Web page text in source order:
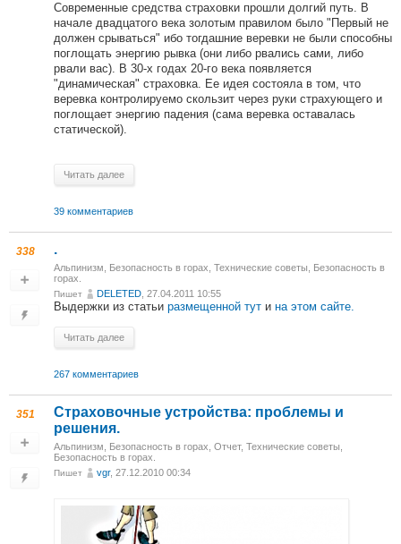
Современные средства страховки прошли долгий путь. В
начале двадцатого века золотым правилом было "Первый не
должен срываться" ибо тогдашние веревки не были способны
поглощать энергию рывка (они либо рвались сами, либо
рвали вас). В 30-х годах 20-го века появляется
"динамическая" страховка. Ее идея состояла в том, что
веревка контролируемо скользит через руки страхующего и
поглощает энергию падения (сама веревка оставалась
статической).
Читать далее
39 комментариев
338 .
Альпинизм Безопасность в горах Технические советы
Безопасность в
горах.
Пишет DELETED , 27.04.2011 10:55
Выдержки из статьи размещенной тут и на этом сайте.
Читать далее
267 комментариев
351
Страховочные устройства: проблемы и
решения.
Альпинизм Безопасность в горах Отчет, Технические советы
Безопасность в горах.
Пишет vgr, 27.12.2010 00:34